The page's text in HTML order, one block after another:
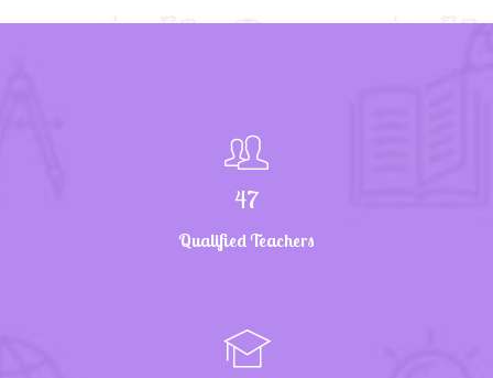
47
Qualified Teachers